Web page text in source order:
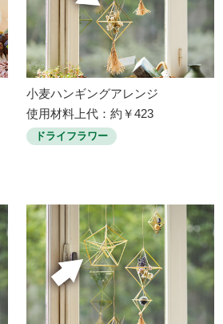
小麦ハンギングアレンジ
使用材料上代：約￥423
ドライフラワー